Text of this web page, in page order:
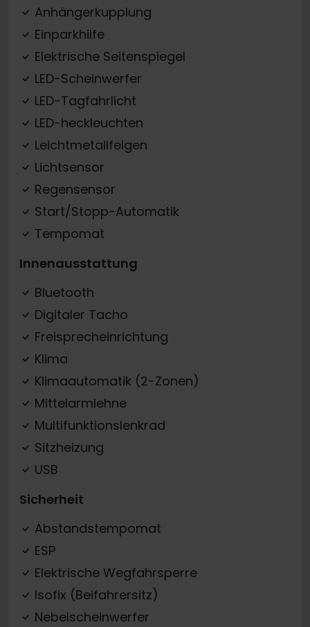
Anhängerkupplung
Einparkhilfe
Elektrische Seitenspiegel
LED-Scheinwerfer
LED-Tagfahrlicht
LED-heckleuchten
Leichtmetallfelgen
Lichtsensor
Regensensor
Start/Stopp-Automatik
Tempomat
Innenausstattung
Bluetooth
Digitaler Tacho
Freisprecheinrichtung
Klima
Klimaautomatik (2-Zonen)
Mittelarmlehne
Multifunktionslenkrad
Sitzheizung
USB
Sicherheit
Abstandstempomat
ESP
Elektrische Wegfahrsperre
Isofix (Beifahrersitz)
Nebelscheinwerfer